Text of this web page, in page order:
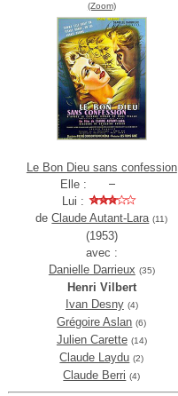
(Zoom)
Le Bon Dieu sans confession
Elle :
Lui :
deClaude Autant-Lara (11)
(1953)
avec :
Danielle Darrieux (35)
Henri Vilbert
Ivan Desny (4)
Grégoire Aslan (6)
Julien Carette (14)
Claude Laydu (2)
Claude Berri (4)